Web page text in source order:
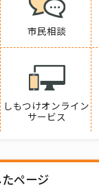
市民相談
しもつけオンライン
サービス
ページ